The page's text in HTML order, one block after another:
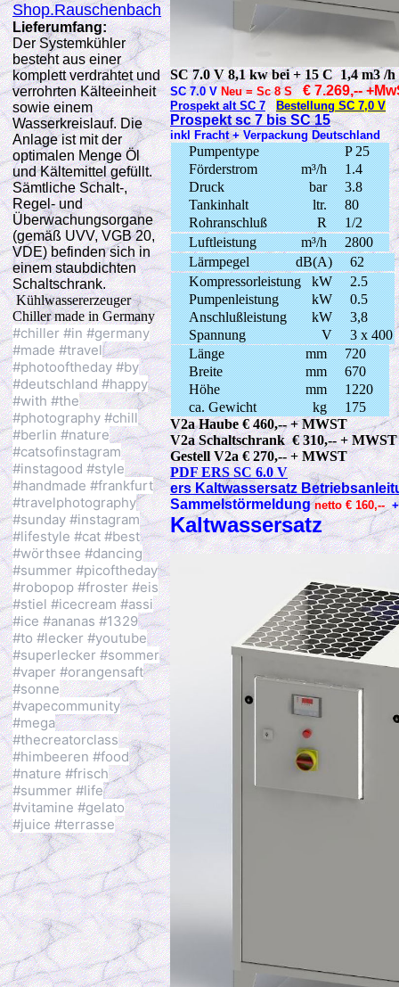
Shop.Rauschenbach
Lieferumfang:
Der Systemkühler
besteht aus einer
komplett verdrahtet und
verrohrten Kälteeinheit
sowie einem
Wasserkreislauf. Die
Anlage ist mit der
optimalen Menge Öl
und Kältemittel gefüllt.
Sämtliche Schalt-,
Regel- und
Überwachungsorgane
(gemäß UVV, VGB 20,
VDE) befinden sich in
einem staubdichten
Schaltschrank.
Kühlwassererzeuger
Chiller made in Germany
#chiller #in #germany
#made #travel
#photooftheday #by
#deutschland #happy
#with #the
#photography #chill
#berlin #nature
#catsofinstagram
#instagood #style
#handmade #frankfurt
#travelphotography
#sunday #instagram
#lifestyle #cat #best
#wörthsee #dancing
#summer #picoftheday
#robopop #froster #eis
#stiel #icecream #assi
#ice #ananas #1329
#to #lecker #youtube
#superlecker #sommer
#vaper #orangensaft
#sonne
#vapecommunity
#mega
#thecreatorclass
#himbeeren #food
#nature #frisch
#summer #life
#vitamine #gelato
#juice #terrasse
SC 7.0 V 8,1 kw bei + 15 C 1,4 m3 /h
SC 7.0 V Neu = Sc 8 S € 7.269,--
Prospekt alt SC 7 Bestellung SC 7,0 V
Prospekt sc 7 bis SC 15
inkl Fracht + Verpackung Deutschland
Pumpentype
P 25
Förderstrom
m³/h
1.4
Druck
bar
3.8
Tankinhalt
ltr.
80
Rohranschluß
R
1/2
Luftleistung
m³/h
2800
Lärmpegel
dB(A)
62
Kompressorleistung
kW
2.5
Pumpenleistung
kW
0.5
Anschlußleistung
kW
3,8
Spannung
V
3 x 400
Länge
mm
720
Breite
mm
670
Höhe
mm
1220
ca. Gewicht
kg
175
V2a Haube € 460,-- + MWST
V2a Schaltschrank € 310,-- + MWST
Gestell V2a € 270,-- + MWST
PDF ERS SC 6.0 V
ers Kaltwassersatz
Sammelstörmeldungnetto€ 160,--+
Kaltwassersatz